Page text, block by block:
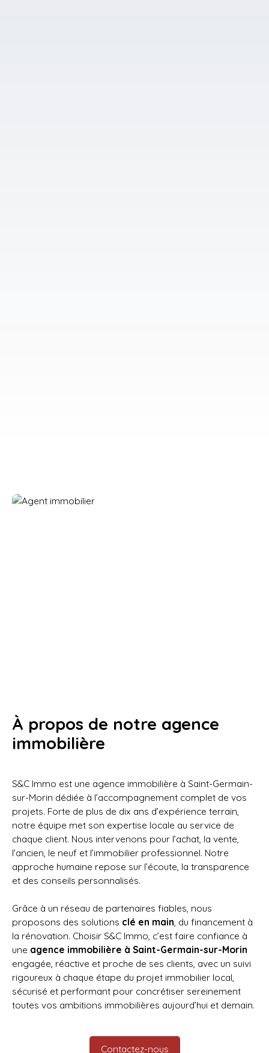
À propos de notre agence
immobilière
S&C Immo est une agence immobilière à Saint-Germain-
sur-Morin dédiée à l’accompagnement complet de vos
projets. Forte de plus de dix ans d’expérience terrain,
notre équipe met son expertise locale au service de
chaque client. Nous intervenons pour l’achat, la vente,
l’ancien, le neuf et l’immobilier professionnel. Notre
approche humaine repose sur l’écoute, la transparence
et des conseils personnalisés.
Grâce à un réseau de partenaires fiables, nous
proposons des solutions clé en main, du financement à
la rénovation. Choisir S&C Immo, c’est faire confiance à
une agence immobilière à Saint-Germain-sur-Morin
engagée, réactive et proche de ses clients, avec un suivi
rigoureux à chaque étape du projet immobilier local,
sécurisé et performant pour concrétiser sereinement
toutes vos ambitions immobilières aujourd’hui et demain.
Contactez-nous